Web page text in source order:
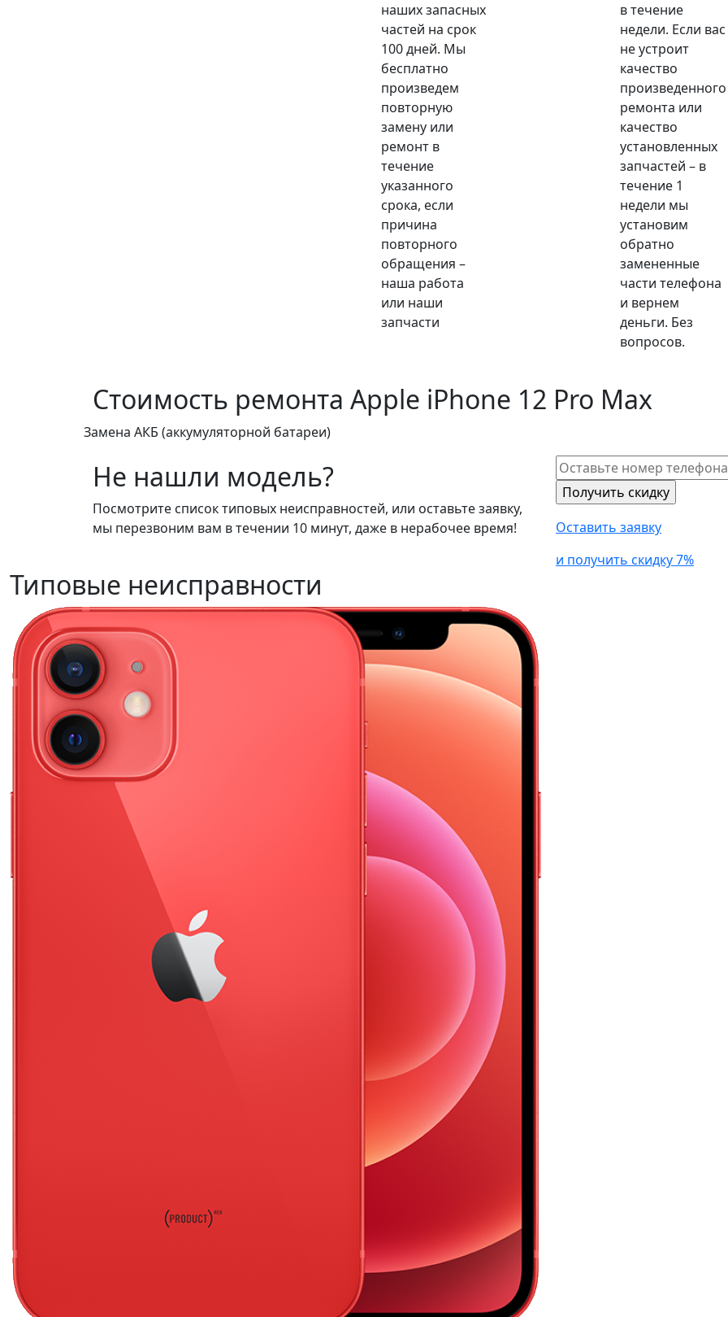
наших запасных
частей на срок
100 дней. Мы
бесплатно
произведем
повторную
замену или
ремонт в
течение
указанного
срока, если
причина
повторного
обращения –
наша работа
или наши
запчасти
в течение
недели. Если вас
не устроит
качество
произведенного
ремонта или
качество
установленных
запчастей – в
течение 1
недели мы
установим
обратно
замененные
части телефона
и вернем
деньги. Без
вопросов.
Стоимость ремонта Apple iPhone 12 Pro Max
Замена АКБ (аккумуляторной батареи)
Не нашли модель?
Посмотрите список типовых неисправностей, или оставьте заявку,
мы перезвоним вам в течении 10 минут, даже в нерабочее время!
Оставить заявку
и получить скидку 7%
Типовые неисправности